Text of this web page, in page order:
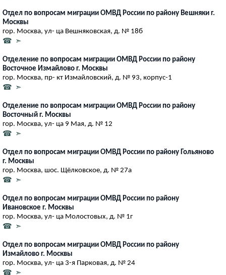
Отдел по вопросам миграции ОМВД России по району Вешняки г.
Москвы
гор. Москва, ул- ца Вешняковская, д. № 18б
☎ ➣
Отделение по вопросам миграции ОМВД России по району
Восточное Измайлово г. Москвы
гор. Москва, пр- кт Измайловский, д. № 93, корпус-1
☎ ➣
Отделение по вопросам миграции ОМВД России по району
Восточный г. Москвы
гор. Москва, ул- ца 9 Мая, д. № 12
☎ ➣
Отдел по вопросам миграции ОМВД России по району Гольяново
г. Москвы
гор. Москва, шос. Щёлковское, д. № 27а
☎ ➣
Отдел по вопросам миграции ОМВД России по району
Ивановское г. Москвы
гор. Москва, ул- ца Молостовых, д. № 1г
☎ ➣
Отдел по вопросам миграции ОМВД России по району
Измайлово г. Москвы
гор. Москва, ул- ца 3-я Парковая, д. № 24
☎ ➣